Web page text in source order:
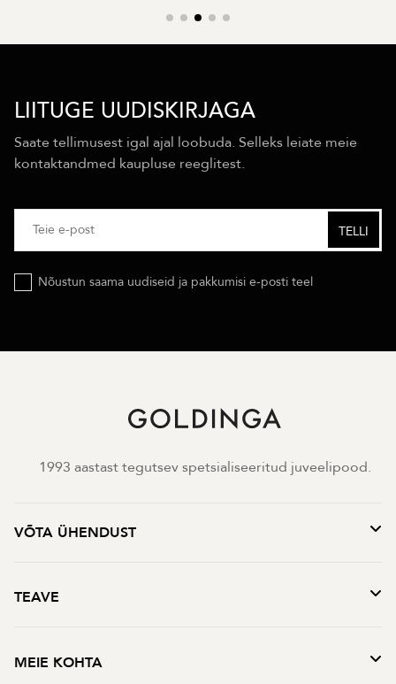
LIITUGE UUDISKIRJAGA
Saate tellimusest igal ajal loobuda. Selleks leiate meie
kontaktandmed kaupluse reeglitest.
Nõustun saama uudiseid ja pakkumisi e-posti teel
1993 aastast tegutsev spetsialiseeritud juveelipood.
VÕTA ÜHENDUST
TEAVE
MEIE KOHTA